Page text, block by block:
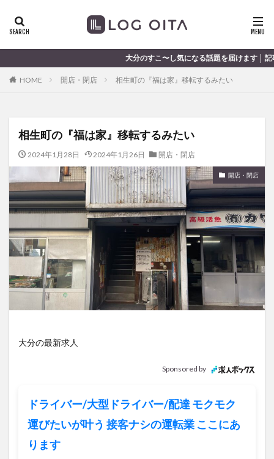
大分のすこ〜し気になる話題を届けます │ 記事は毎日更新中
HOME 開店・閉店 相生町の『福は家』移転するみたい
相生町の『福は家』移転するみたい
2024年1月28日 2024年1月26日 開店・閉店
開店・閉店
大分の最新求人
Sponsored by
ドライバー/大型ドライバー/配達 モクモク
運びたいが叶う 接客ナシの運転業 ここにあ
ります
ディナー
haishin
haisin haisnin hasihin
hishin
hqaishin JR kaiten
Paypay PR TOKIPO
TOYOTA
あじさい
いちご うみたまご
おでかけ
お土産
お弁当 かき氷
からあげ
くじゅう連山
ねとらぼ
ひまわり
ふるさと納税
まとめ
みかん
むし湯
わさだタウン
わったん
アイススケート
アウトドア
アサイーボウル
アフリカンサファリ
アミュプラザおおいた
コンビニ
ジェラート
ジゴロック
ジゴロック2025
ジャマイカ料理
ジャークチキン
スイーツ
スタバ